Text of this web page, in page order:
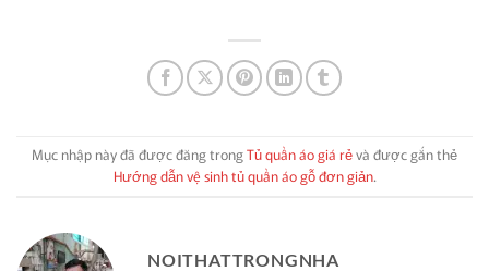
Mục nhập này đã được đăng trongTủ quần áo giá rẻvà được gắn thẻ
Hướng dẫn vệ sinh tủ quần áo gỗ đơn giản.
NOITHATTRONGNHA